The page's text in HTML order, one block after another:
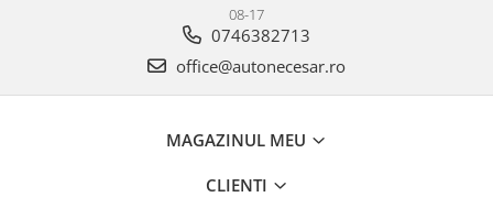
08-17
0746382713
office@autonecesar.ro
MAGAZINUL MEU
CLIENTI